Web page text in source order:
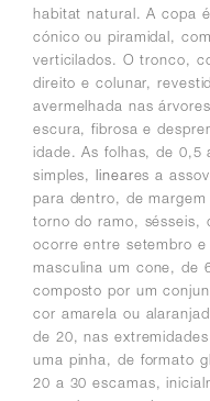
habitat natural. A copa
cónico ou piramidal,
verticilados. O tronco,
direito e colunar,
avermelhada nas
escura, fibrosa e
idade. As folhas, de 0,5
simples,lineares a
para dentro, de
torno do ramo, sésseis,
ocorre entre setembro
masculina um cone, de
composto por um
cor amarela ou
de 20, nas
uma pinha, de formato
20 a 30 escamas,